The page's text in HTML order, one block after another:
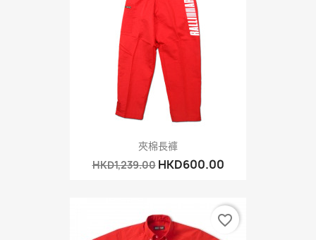
夾棉長褲
HKD1,239.00 HKD600.00
favorite_border